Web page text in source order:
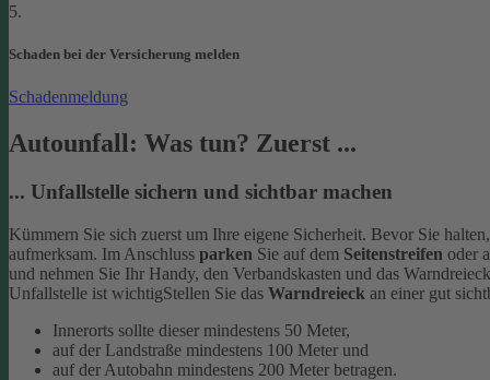
5.
Schaden bei der Versicherung melden
Schadenmeldung
Autounfall: Was tun? Zuerst ...
... Unfallstelle sichern und sichtbar machen
Kümmern Sie sich zuerst um Ihre eigene Sicherheit. Bevor Sie
aufmerksam. Im Anschluss parken Sie auf dem Seitenstreifen oder
und nehmen Sie Ihr Handy, den Verbandskasten und das
Unfallstelle ist wichtigStellen Sie das Warndreieck an einer gut
Innerorts sollte dieser mindestens 50 Meter,
auf der Landstraße mindestens 100 Meter und
auf der Autobahn mindestens 200 Meter betragen.